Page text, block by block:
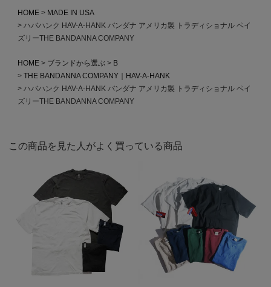
HOME
MADE IN USA
ハバハンク HAV-A-HANK バンダナ アメリカ製 トラディショナル ペイ
ズリーTHE BANDANNA COMPANY
HOME ブランドから選ぶ
B
THE BANDANNA COMPANY｜HAV-A-HANK
ハバハンク HAV-A-HANK バンダナ アメリカ製 トラディショナル ペイ
ズリーTHE BANDANNA COMPANY
この商品を見た人がよく買っている商品